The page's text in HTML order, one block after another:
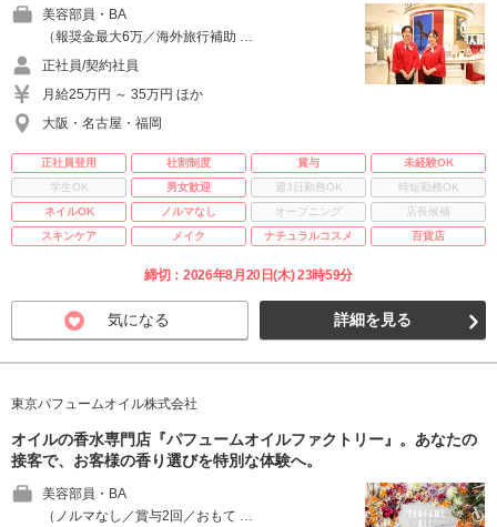
美容部員・BA
（報奨金最大6万／海外旅行補助 …
正社員/契約社員
月給25万円 ～ 35万円 ほか
大阪・名古屋・福岡
正社員登用 社割制度 賞与
未経験OK
学生OK
男女歓迎 週3日勤務OK
時短勤務OK
ネイルOK
ノルマなし オープニング
店長候補
スキンケア
メイク ナチュラルコスメ 百貨店
締切：2026年8月20日(木) 23時59分
気になる 詳細を見る
東京パフュームオイル株式会社
オイルの香水専門店『パフュームオイルファクトリー』。あなたの
接客で、お客様の香り選びを特別な体験へ。
美容部員・BA
（ノルマなし／賞与2回／おもて …